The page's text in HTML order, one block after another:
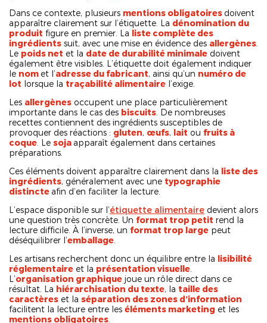
Dans ce contexte, plusieurs mentions obligatoires doivent
apparaître clairement sur l’étiquette. La dénomination du
produit figure en premier. La liste complète des
ingrédients suit, avec une mise en évidence des allergènes
Le poids net et la date de durabilité minimale doivent
également être visibles. L’étiquette doit également indiquer
le nom et l’adresse du fabricant, ainsi qu’un numéro de
lot lorsque la traçabilité alimentaire l’exige.
Les allergènes occupent une place particulièrement
importante dans le cas des biscuits . De nombreuses
recettes contiennent des ingrédients susceptibles de
provoquer des réactions : gluten, œufs, lait ou fruits à
coque . Le soja apparaît également dans certaines
préparations.
Ces éléments doivent apparaître clairement dans la liste des
ingrédients, généralement avec une typographie
distincte afin d’en faciliter la lecture.
L’espace disponible sur l’étiquette alimentaire devient alors
une question très concrète. Un format trop petit rend la
lecture difficile. À l’inverse, un format trop large peut
déséquilibrer l’emballage
Les artisans recherchent donc un équilibre entre la lisibilité
réglementaire et la présentation visuelle
L’organisation graphique joue un rôle direct dans ce
résultat. La hiérarchisation du texte, la taille des
caractères et la séparation des zones d’information
facilitent la lecture entre les éléments marketing et les
mentions obligatoires